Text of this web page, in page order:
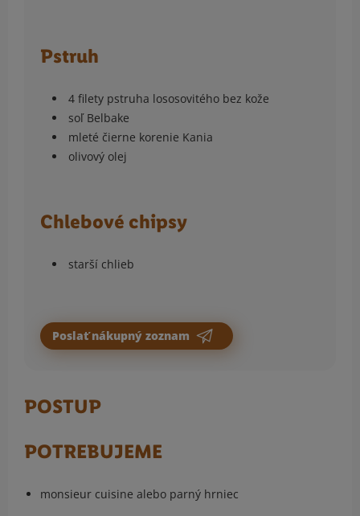
Pstruh
4 filety pstruha lososovitého bez kože
soľ Belbake
mleté čierne korenie Kania
olivový olej
Chlebové chipsy
starší chlieb
Poslať nákupný zoznam
POSTUP
POTREBUJEME
monsieur cuisine alebo parný hrniec